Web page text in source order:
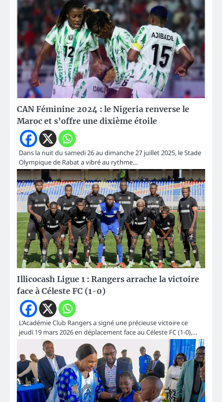
CAN Féminine 2024 : le Nigeria renverse le
Maroc et s’offre une dixième étoile
Dans la nuit du samedi 26 au dimanche 27 juillet 2025, le Stade
Olympique de Rabat a vibré au rythme…
Illicocash Ligue 1 : Rangers arrache la victoire
face à Céleste FC (1-0)
L’Académie Club Rangers a signé une précieuse victoire ce
jeudi 19 mars 2026 en déplacement face au Céleste FC (1-0),…